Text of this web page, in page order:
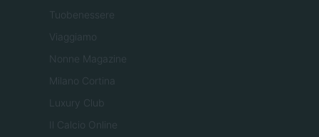
Tuobenessere
Viaggiamo
Nonne Magazine
Milano Cortina
Luxury Club
Il Calcio Online